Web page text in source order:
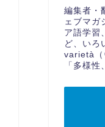
編集者・
ェブマガ
ア語学習
ど、いろ
varietà（
「多様性